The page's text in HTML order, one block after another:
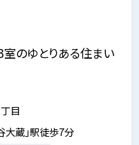
のゆとりある住まい
目
大蔵」駅徒歩7分